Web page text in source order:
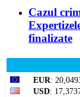
Cazul
finalizate
EUR:
USD: